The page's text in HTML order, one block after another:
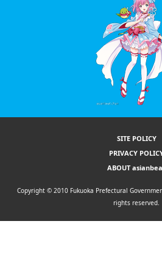
SITE POLICY
PRIVACY
ABOUT
Copyright © 2010 Fukuoka Prefectural
rights reserved.